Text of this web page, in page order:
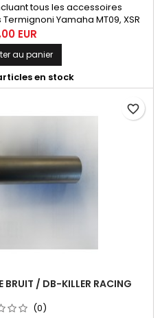
tous les accessoires
Yamaha MT09, XSR
Y102090TV.
EUR
au panier
en stock
BRUIT / DB-KILLER RACING
(0)
favorite_border